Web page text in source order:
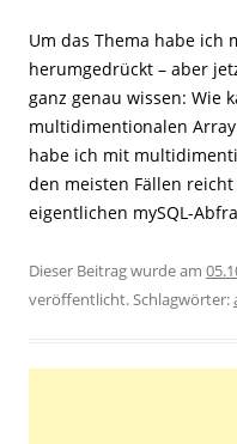
Um das Thema habe ich
herumgedrückt – aber
ganz genau wissen: Wie
multidimentionalen
habe ich mit
den meisten Fällen
eigentlichen mySQL-
Dieser Beitrag wurde am
veröffentlicht. Schlagwörter: